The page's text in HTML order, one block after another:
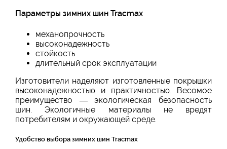
Параметры зимних шин Tracmax
механопрочность
высоконадежность
стойкость
длительный срок эксплуатации
Изготовители наделяют изготовленные покрышки
высоконадежностью и практичностью. Весомое
преимущество — экологическая безопасность
шин. Экологичные материалы не вредят
потребителям и окружающей среде.
Удобство выбора зимних шин Tracmax